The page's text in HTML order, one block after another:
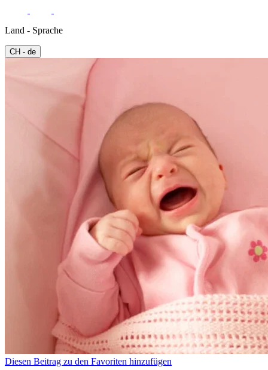
Land - Sprache
CH - de
Diesen Beitrag zu den Favoriten hinzufügen